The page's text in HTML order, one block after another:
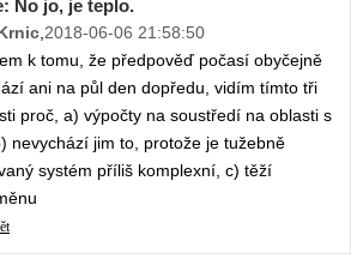
No jo, je teplo.
,2018-06-06 21:58:50
k tomu, že předpověď počasí obyčejně
ani na půl den dopředu, vidím tímto tři
proč, a) výpočty na soustředí na oblasti s
nevychází jim to, protože je tužebně
systém příliš komplexní, c) těží